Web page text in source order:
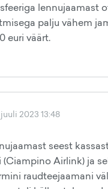
lennujaamast
palju vähem
euri väärt.
juuli 2023 13:48
seest
Airlink) ja
raudteejaamani